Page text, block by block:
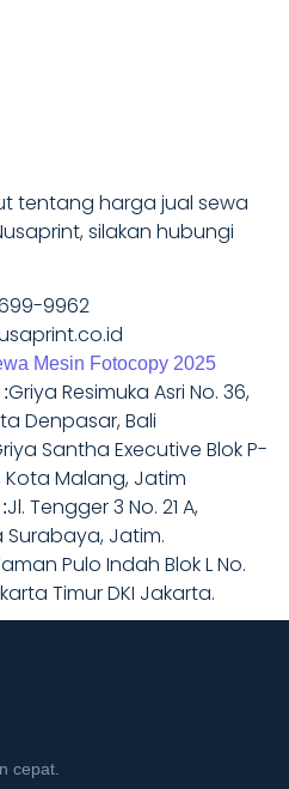
tentang harga jual sewa
silakan hubungi
9962
Mesin Fotocopy 2025
Griya Resimuka Asri No. 36,
Denpasar, Bali
Santha Executive Blok P-
Kota Malang, Jatim
Jl. Tengger 3 No. 21 A,
Jatim.
Pulo Indah Blok L No.
Timur DKI Jakarta.
cepat.